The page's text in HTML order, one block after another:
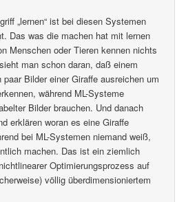
„lernen“ ist bei diesen Systemen
Das was die machen hat mit lernen
Menschen oder Tieren kennen nichts
man schon daran, daß einem
paar Bilder einer Giraffe ausreichen um
während ML-Systeme
Bilder brauchen. Und danach
erklären woran es eine Giraffe
bei ML-Systemen niemand weiß,
machen. Das ist ein ziemlich
Optimierungsprozess auf
völlig überdimensioniertem